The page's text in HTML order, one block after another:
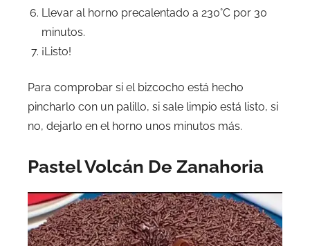
Llevar al horno precalentado a 230°C por 30
minutos.
¡Listo!
Para comprobar si el bizcocho está hecho
pincharlo con un palillo, si sale limpio está listo, si
no, dejarlo en el horno unos minutos más.
Pastel Volcán De Zanahoria